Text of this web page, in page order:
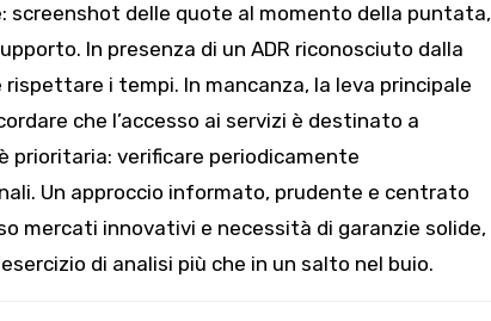
screenshot delle quote al momento della puntata,
In presenza di un ADR riconosciuto dalla
i tempi. In mancanza, la leva principale
che l’accesso ai servizi è destinato a
prioritaria: verificare periodicamente
Un approccio informato, prudente e centrato
mercati innovativi e necessità di garanzie solide,
di analisi più che in un salto nel buio.